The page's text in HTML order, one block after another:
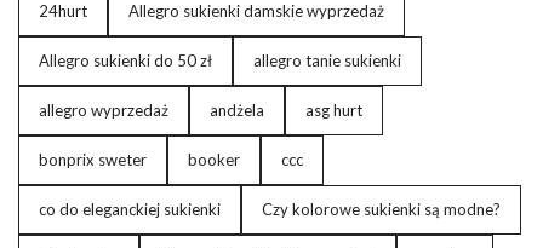
24hurt Allegro sukienki damskie wyprzedaż
Allegro sukienki do 50 zł allegro tanie sukienki
allegro wyprzedaż andżela asg hurt
bonprix sweter booker ccc
co do eleganckiej sukienki Czy kolorowe sukienki są modne?